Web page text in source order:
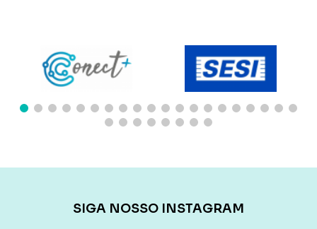
SIGA NOSSO INSTAGRAM